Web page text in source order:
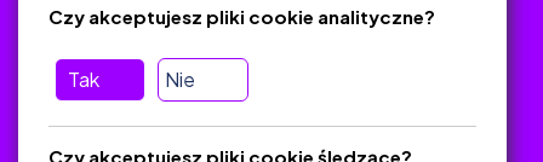
O platformie
Baza materiałów dydaktycznych
Jak zostać autorem
FAQ
Tak Nie
Czy akceptujesz pliki cookie analityczne?
Czy akceptujesz pliki cookie śledzące?